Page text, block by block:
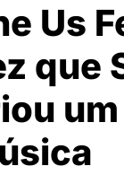
Us
que